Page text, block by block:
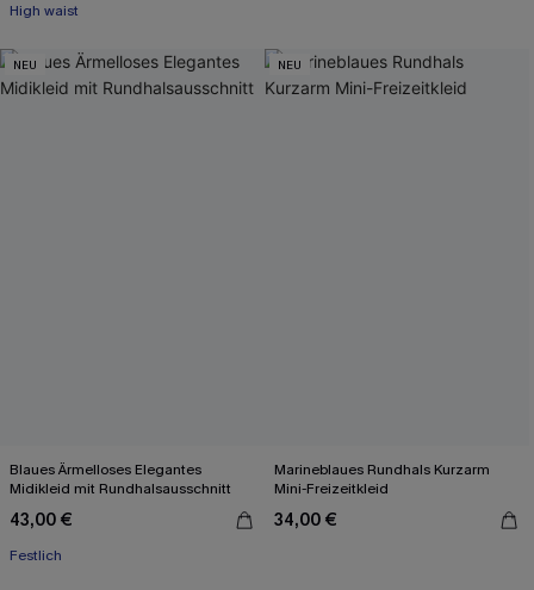
High waist
NEU
Blaues Ärmelloses Elegantes
Midikleid mit Rundhalsausschnitt
43,00 €
Festlich
NEU
Marineblaues Rundhals Kurzarm
Mini-Freizeitkleid
34,00 €